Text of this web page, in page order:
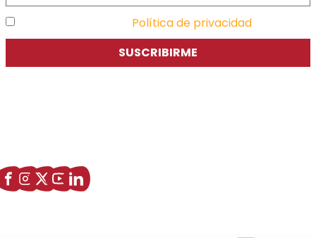
Política de privacidad
SUSCRIBIRME